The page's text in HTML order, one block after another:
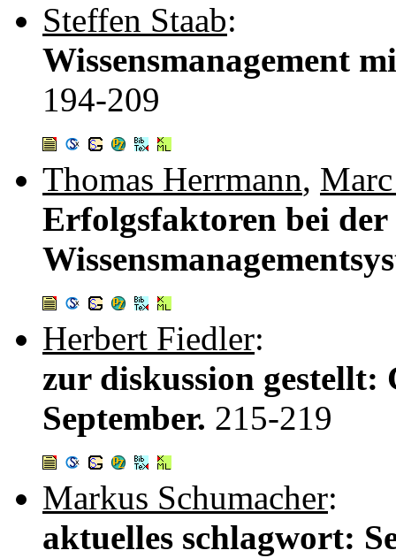
Steffen Staab:
Wissensmanagement
194-209
Thomas Herrmann,
Erfolgsfaktoren bei
Herbert Fiedler:
zur diskussion gestellt:
September. 215-219
Markus Schumacher:
aktuelles schlagwort: